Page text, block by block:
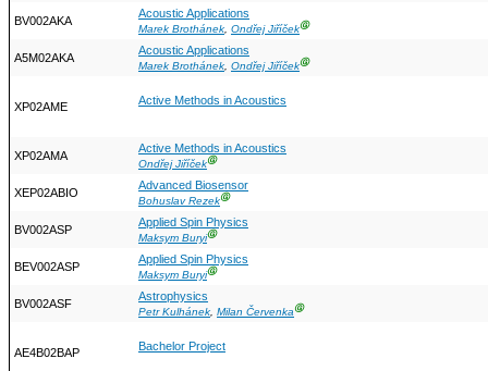
BV002AKA
Acoustic Applications
Marek Brothánek, Ondřej JiříčekⒼ
A5M02AKA
Acoustic Applications
Marek Brothánek, Ondřej JiříčekⒼ
XP02AME Active Methods in Acoustics
XP02AMA
Active Methods in Acoustics
Ondřej JiříčekⒼ
XEP02ABIO
Advanced Biosensor
Bohuslav RezekⒼ
BV002ASP
Applied Spin Physics
Maksym BuryiⒼ
BEV002ASP
Applied Spin Physics
Maksym BuryiⒼ
BV002ASF
Astrophysics
Petr Kulhánek, Milan ČervenkaⒼ
AE4B02BAP Bachelor Project